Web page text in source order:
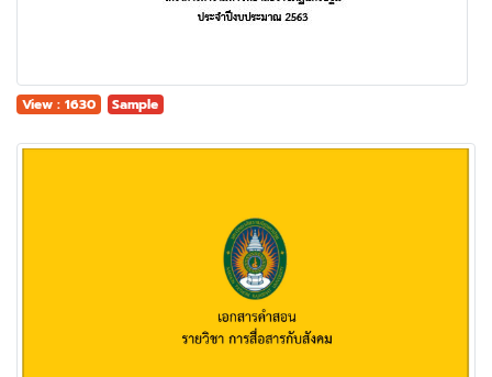
View : 1630 Sample